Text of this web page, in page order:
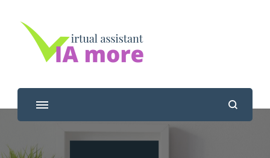
Viamore
Jouw virtual assistant